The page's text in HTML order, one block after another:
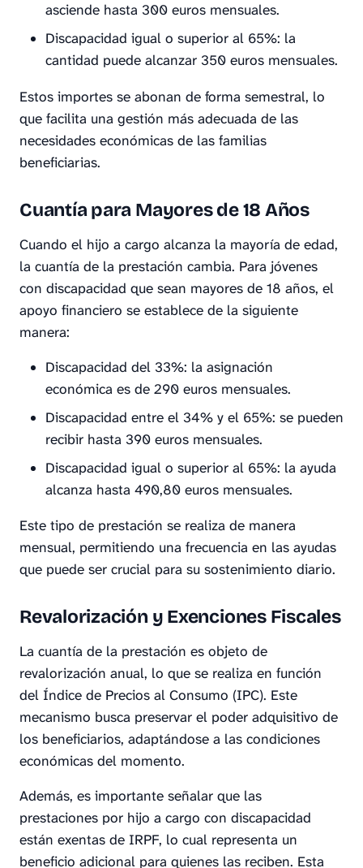
asciende hasta 300 euros mensuales.
Discapacidad igual o superior al 65%: la
cantidad puede alcanzar 350 euros mensuales.
Estos importes se abonan de forma semestral, lo
que facilita una gestión más adecuada de las
necesidades económicas de las familias
beneficiarias.
Cuantía para Mayores de 18 Años
Cuando el hijo a cargo alcanza la mayoría de edad,
la cuantía de la prestación cambia. Para jóvenes
con discapacidad que sean mayores de 18 años, el
apoyo financiero se establece de la siguiente
manera:
Discapacidad del 33%: la asignación
económica es de 290 euros mensuales.
Discapacidad entre el 34% y el 65%: se pueden
recibir hasta 390 euros mensuales.
Discapacidad igual o superior al 65%: la ayuda
alcanza hasta 490,80 euros mensuales.
Este tipo de prestación se realiza de manera
mensual, permitiendo una frecuencia en las ayudas
que puede ser crucial para su sostenimiento diario.
Revalorización y Exenciones Fiscales
La cuantía de la prestación es objeto de
revalorización anual, lo que se realiza en función
del Índice de Precios al Consumo (IPC). Este
mecanismo busca preservar el poder adquisitivo de
los beneficiarios, adaptándose a las condiciones
económicas del momento.
Además, es importante señalar que las
prestaciones por hijo a cargo con discapacidad
están exentas de IRPF, lo cual representa un
beneficio adicional para quienes las reciben. Esta